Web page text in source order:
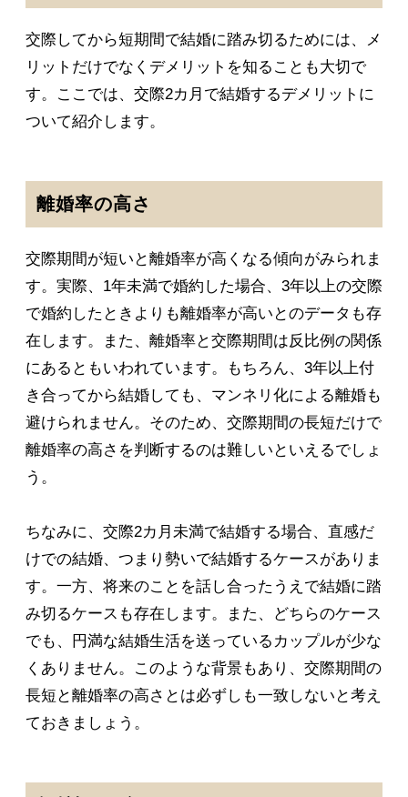
交際してから短期間で結婚に踏み切るためには、メ
リットだけでなくデメリットを知ることも大切で
す。ここでは、交際2カ月で結婚するデメリットに
ついて紹介します。
離婚率の高さ
交際期間が短いと離婚率が高くなる傾向がみられま
す。実際、1年未満で婚約した場合、3年以上の交際
で婚約したときよりも離婚率が高いとのデータも存
在します。また、離婚率と交際期間は反比例の関係
にあるともいわれています。もちろん、3年以上付
き合ってから結婚しても、マンネリ化による離婚も
避けられません。そのため、交際期間の長短だけで
離婚率の高さを判断するのは難しいといえるでしょ
う。
ちなみに、交際2カ月未満で結婚する場合、直感だ
けでの結婚、つまり勢いで結婚するケースがありま
す。一方、将来のことを話し合ったうえで結婚に踏
み切るケースも存在します。また、どちらのケース
でも、円満な結婚生活を送っているカップルが少な
くありません。このような背景もあり、交際期間の
長短と離婚率の高さとは必ずしも一致しないと考え
ておきましょう。